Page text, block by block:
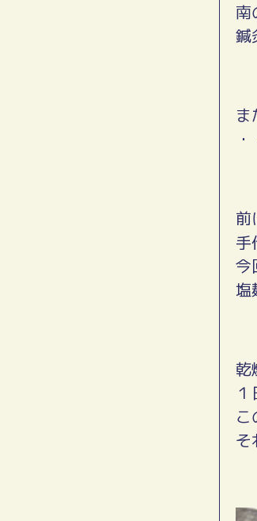
南
鍼
ま
前
手
今
塩
乾
こ
そ